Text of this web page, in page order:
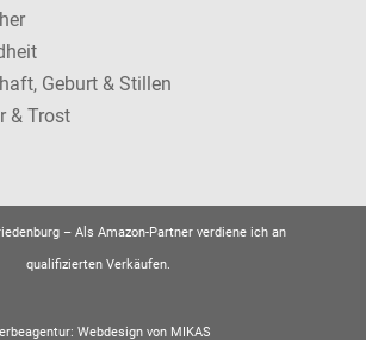
Geburt & Stillen
& Trost
–Als Amazon-Partner verdiene ich an
qualifizierten Verkäufen.
Webdesign von MIKAS